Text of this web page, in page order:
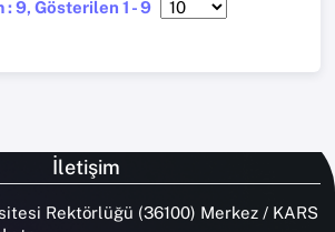
: 9, Gösterilen 1 - 9
İletişim
Rektörlüğü (36100) Merkez / KARS